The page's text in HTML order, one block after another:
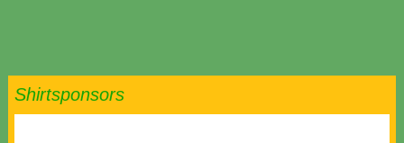
Shirtsponsors